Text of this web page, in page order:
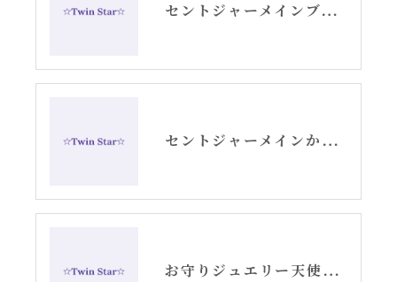
セントジャーメインブレッシングカードGSVFグリッド
セントジャーメインからのメッセージ・水瓶座新月アリーシャ
お守りジュエリー天使の羽根シルバーピアス